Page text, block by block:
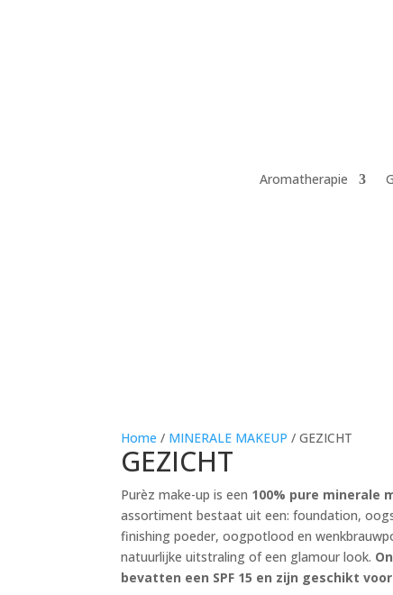
Aromatherapie
Home / MINERALE MAKEUP / GEZICHT
GEZICHT
Purèz make-up is een 100% pure minerale
assortiment bestaat uit een: foundation,
finishing poeder, oogpotlood en
natuurlijke uitstraling of een glamour look.
bevatten een SPF 15 en zijn geschikt